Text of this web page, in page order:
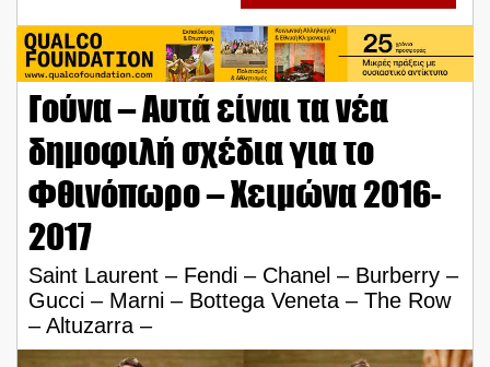
Γούνα – Αυτά είναι τα νέα
δημοφιλή σχέδια για το
Φθινόπωρο – Χειμώνα 2016-
2017
Saint Laurent – Fendi – Chanel – Burberry –
Gucci – Marni – Bottega Veneta – The Row
– Altuzarra –